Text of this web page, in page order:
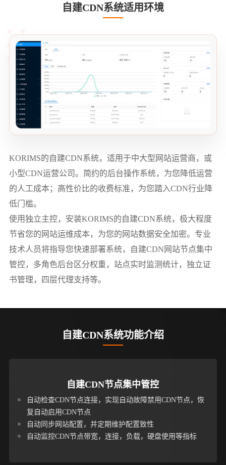
自建CDN系统适用环境
KORIMS的自建CDN系统，适用于中大型网站运营商，或
小型CDN运营公司。简约的后台操作系统，为您降低运营
的人工成本；高性价比的收费标准，为您踏入CDN行业降
低门槛。
使用独立主控，安装KORIMS的自建CDN系统，极大程度
节省您的网站运维成本，为您的网站数据安全加密。专业
技术人员将指导您快速部署系统，自建CDN网站节点集中
管控，多角色后台区分权重，站点实时监测统计，独立证
书管理，四层代理支持等。
自建CDN系统功能介绍
自建CDN节点集中管控
自动检查CDN节点连接，实现自动故障禁用CDN节点，恢
复自动启用CDN节点
自动同步网站配置，并定期维护配置致性
自动监控CDN节点带宽，连接，负载，硬盘使用等指标